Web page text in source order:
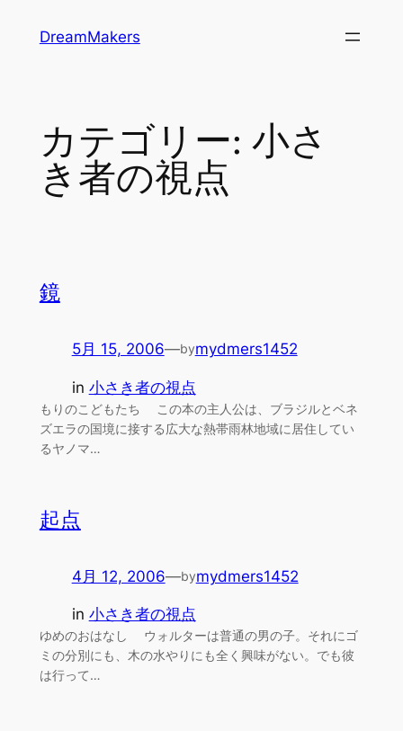
DreamMakers
カテゴリー: 小さ
き者の視点
鏡
5月 15, 2006—bymydmers1452
in 小さき者の視点
もりのこどもたち この本の主人公は、ブラジルとベネ
ズエラの国境に接する広大な熱帯雨林地域に居住してい
るヤノマ…
起点
4月 12, 2006—bymydmers1452
in 小さき者の視点
ゆめのおはなし ウォルターは普通の男の子。それにゴ
ミの分別にも、木の水やりにも全く興味がない。でも彼
は行って…